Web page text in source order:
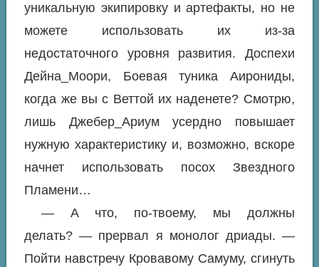
уникальную экипировку и артефакты, но не
можете использовать их из-за
недостаточного уровня развития. Доспехи
Дейна_Моори, Боевая туника Аирониды,
когда же вы с Веттой их наденете? Смотрю,
лишь Джебер_Ариум усердно повышает
нужную характеристику и, возможно, вскоре
начнет использовать посох Звездного
Пламени…
— А что, по-твоему, мы должны
делать? — прервал я монолог дриады. —
Пойти навстречу Кровавому Самуму, сгинуть